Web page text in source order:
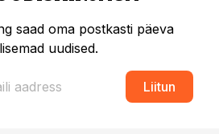
saad oma postkasti päeva
uudised.
Liitun